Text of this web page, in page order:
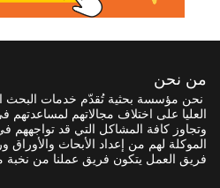
من نحن
نحن مؤسسة بحثية تُقدّم خدمات البحث
العليا على اختلاف مجالاتهم لمساعدتهم
وتجاوز كافة المشاكل التي قد تواجههم
الموكلة لهم من إعداد الأبحاث والأوراق
فريق العمل يتكون فريق عملنا من نخبة من